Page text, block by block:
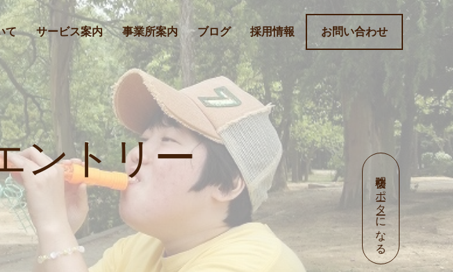
て サービス案内 事業所案内 ブログ 採用情報 お問い合わせ
明桜会サポーターになる
ントリー